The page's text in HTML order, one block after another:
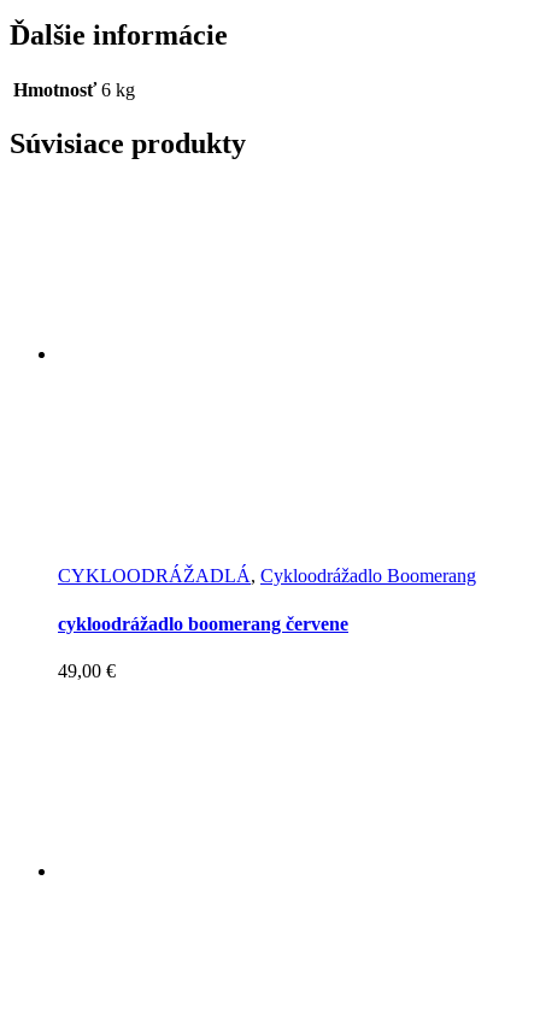
Ďalšie informácie
Hmotnosť 6 kg
Súvisiace produkty
CYKLOODRÁŽADLÁ, Cykloodrážadlo Boomerang
cykloodrážadlo boomerang červene
49,00 €